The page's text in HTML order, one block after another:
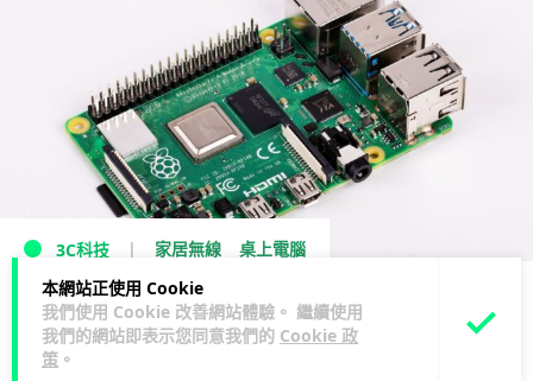
本網站正使用 Cookie
我們使用 Cookie 改善網站體驗。 繼續使用
我們的網站即表示您同意我們的 Cookie 政
策 。
3C科技 家居無線 桌上電腦
Raspberry Pi 4 發表 售價 35 美元起
7 年前